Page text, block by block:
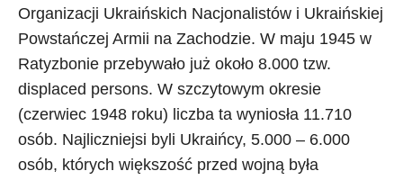
Organizacji Ukraińskich Nacjonalistów i Ukraińskiej
Powstańczej Armii na Zachodzie. W maju 1945 w
Ratyzbonie przebywało już około 8.000 tzw.
displaced persons. W szczytowym okresie
(czerwiec 1948 roku) liczba ta wyniosła 11.710
osób. Najliczniejsi byli Ukraińcy, 5.000 – 6.000
osób, których większość przed wojną była